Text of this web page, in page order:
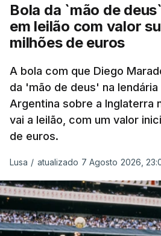
Bola da `mão de
em leilão com valor
milhões de euros
A bola com que Diego
da 'mão de deus' na
Argentina sobre a Inglaterra
vai a leilão, com um valor
de euros.
Lusa / atualizado 7 Agosto 2026,